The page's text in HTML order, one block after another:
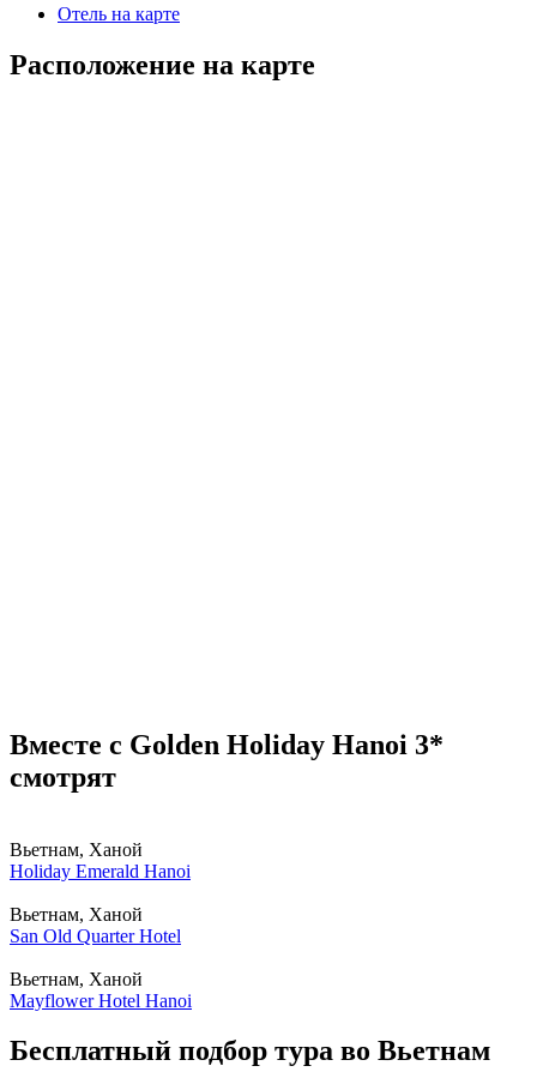
Отель на карте
Расположение на карте
Вместе с Golden Holiday Hanoi 3*
смотрят
Вьетнам, Ханой
Holiday Emerald Hanoi
Вьетнам, Ханой
San Old Quarter Hotel
Вьетнам, Ханой
Mayflower Hotel Hanoi
Бесплатный подбор тура во Вьетнам